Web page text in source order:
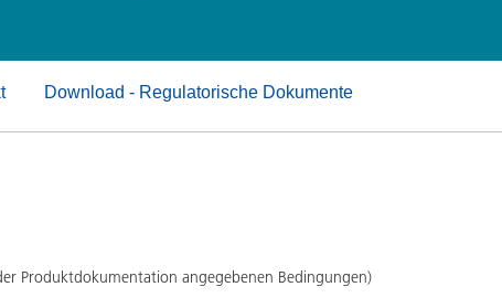
Download - Regulatorische Dokumente
Produktdokumentation angegebenen Bedingungen)